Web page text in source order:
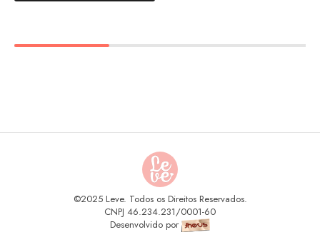
©2025 Leve. Todos os Direitos Reservados.
CNPJ 46.234.231/0001-60
Desenvolvido por